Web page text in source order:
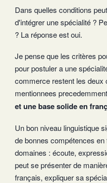
Dans quelles conditions
d'intégrer une spécialité ?
? La réponse est oui.
Je pense que les critères
pour postuler a une
commerce restent les deux
mentionnees
et une base solide en
Un bon niveau linguistique
de bonnes compétences
domaines : écoute,
peut se présenter de
français, expliquer sa